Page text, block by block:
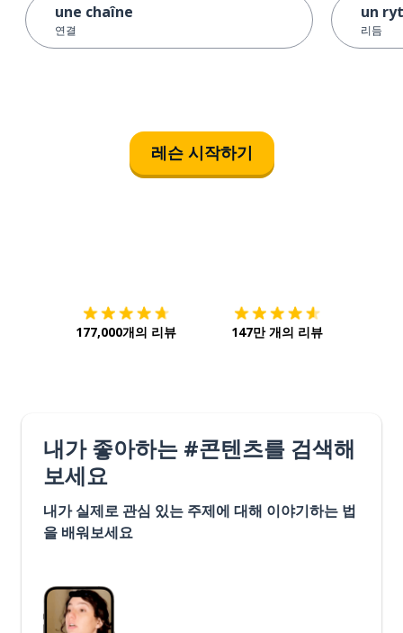
une chaîne
연결
un
리듬
레슨 시작하기
177,000개의 리뷰 147만 개의 리뷰
내가 좋아하는 #콘텐츠를 검색해
보세요
내가 실제로 관심 있는 주제에 대해 이야기하는 법
을 배워보세요